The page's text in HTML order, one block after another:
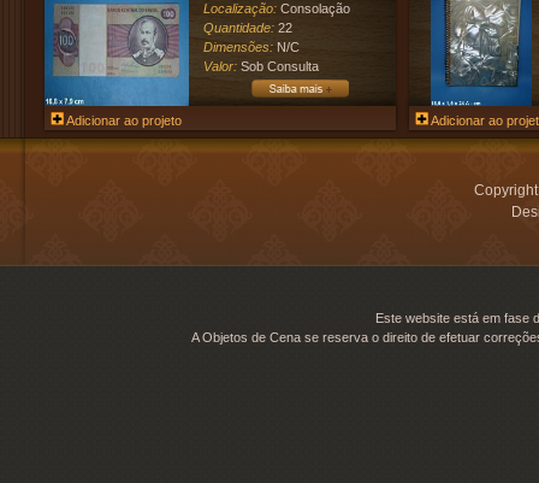
Localização: Consolação
Quantidade: 22
Dimensões: N/C
Valor: Sob Consulta
Adicionar ao projeto Adicionar ao
Este website está em fase
A Objetos de Cena se reserva o direito de efetuar